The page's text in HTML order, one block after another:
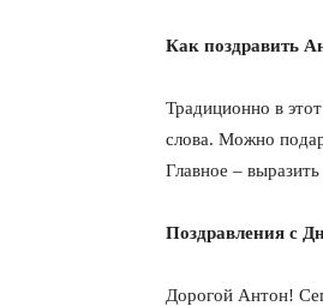
Как поздравить
Традиционно в
слова. Можно
Главное –
Поздравления с
Дорогой Антон!